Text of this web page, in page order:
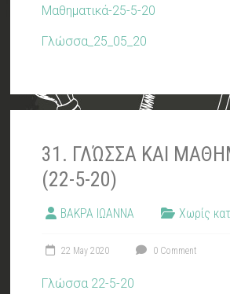
Μαθηματικά-25-5-20
Γλώσσα_25_05_20
31. ΓΛΏΣΣΑ ΚΑΙ
(22-5-20)
ΒΑΚΡΑ ΙΩΑΝΝΑ Χωρίς
22 May 2020 0 Comment
Γλώσσα 22-5-20